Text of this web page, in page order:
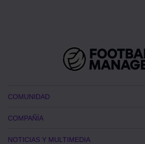
COMUNIDAD
COMPAÑÍA
NOTICIAS Y MULTIMEDIA